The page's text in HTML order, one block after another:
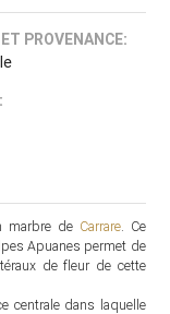
PROVENANCE:
marbre de Carrare. Ce
Apuanes permet de
de fleur de cette
centrale dans laquelle